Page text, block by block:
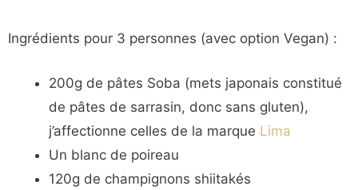
Ingrédients pour 3 personnes (avec option Vegan) :
200g de pâtes Soba (mets japonais constitué
de pâtes de sarrasin, donc sans gluten),
j’affectionne celles de la marque Lima
Un blanc de poireau
120g de champignons shiitakés